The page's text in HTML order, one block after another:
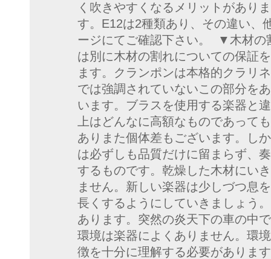
く吹きやすくなるメリットがあり
す。E12は2種類あり、その違い、
ージにてご確認下さい。 ▼木材
は別に木材の割れについての保証
ます。クランポンは本格的クラリ
では強調されていないこの部分を
います。ブラスを使用する楽器と
上はどんなに高額なものであって
ありまた個体差もございます。し
は必ずしも品質だけに留まらず、
するものです。乾燥した木材にい
ません。新しい楽器は少しづつ息
長くするようにしていきましょう
あります。突然の炎天下の車の中
環境は楽器によくありません。環
徴を十分に理解する必要がありま